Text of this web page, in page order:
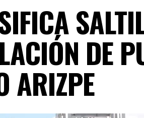
DE
ARIZPE